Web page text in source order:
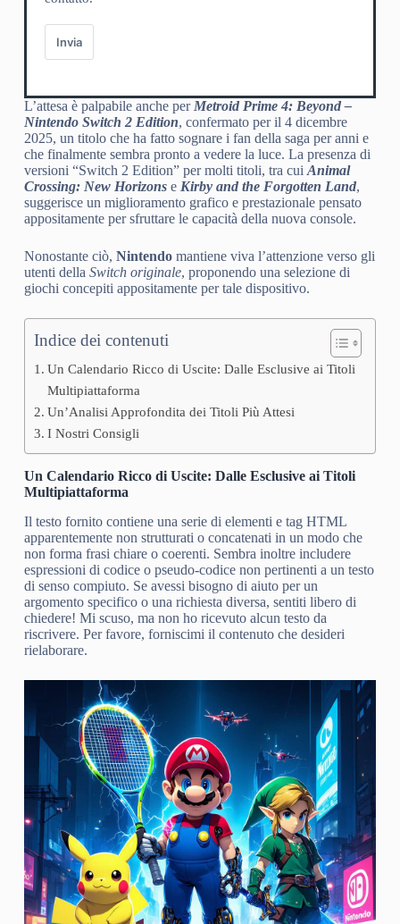
Invia
L’attesa è palpabile anche per Metroid Prime 4: Beyond –
Nintendo Switch 2 Edition, confermato per il 4 dicembre
2025, un titolo che ha fatto sognare i fan della saga per anni e
che finalmente sembra pronto a vedere la luce. La presenza di
versioni “Switch 2 Edition” per molti titoli, tra cui Animal
Crossing: New Horizonse Kirby and the Forgotten Land,
suggerisce un miglioramento grafico e prestazionale pensato
appositamente per sfruttare le capacità della nuova console.
Nonostante ciò, Nintendomantiene viva l’attenzione verso gli
utenti della Switch originale, proponendo una selezione di
giochi concepiti appositamente per tale dispositivo.
Indice dei contenuti
Un Calendario Ricco di Uscite: Dalle Esclusive ai Titoli
Multipiattaforma
Un’Analisi Approfondita dei Titoli Più Attesi
I Nostri Consigli
Un Calendario Ricco di Uscite: Dalle Esclusive ai Titoli
Multipiattaforma
Il testo fornito contiene una serie di elementi e tag HTML
apparentemente non strutturati o concatenati in un modo che
non forma frasi chiare o coerenti. Sembra inoltre includere
espressioni di codice o pseudo-codice non pertinenti a un testo
di senso compiuto. Se avessi bisogno di aiuto per un
argomento specifico o una richiesta diversa, sentiti libero di
chiedere! Mi scuso, ma non ho ricevuto alcun testo da
riscrivere. Per favore, forniscimi il contenuto che desideri
rielaborare.